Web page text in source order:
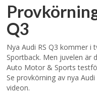
Q3
Nya Audi RS Q3 kommer i
Sportback. Men juvelen är
Auto Motor & Sports
Se provkörning av nya
videon.